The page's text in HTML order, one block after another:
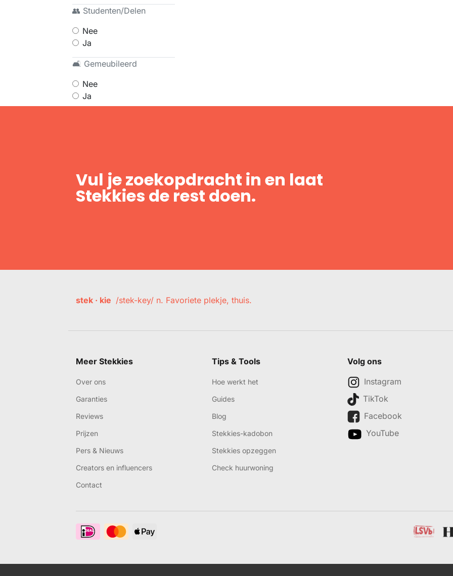
👥 Studenten/Delen
Nee
Ja
🛋 Gemeubileerd
Nee
Ja
Vul je zoekopdracht in en laat
Stekkies de rest doen.
stek · kie /stek-key/ n. Favoriete plekje, thuis.
Meer Stekkies
Over ons
Garanties
Reviews
Prijzen
Pers & Nieuws
Creators en influencers
Contact
Tips & Tools
Hoe werkt het
Guides
Blog
Stekkies-kadobon
Stekkies opzeggen
Check huurwoning
Volg ons
Instagram
TikTok
Facebook
YouTube